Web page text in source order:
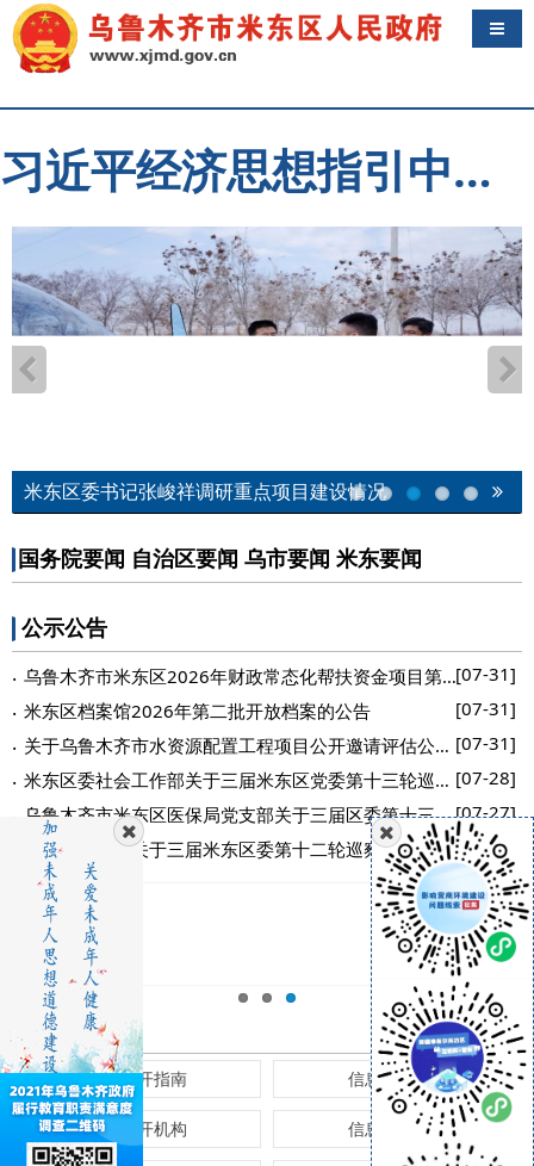
导航
习近平经济思想指引中国经济高质量发展行稳致远
米东区委书记张峻祥调研重点项目建设情况
国务院要闻 自治区要闻 乌市要闻 米东要闻
公示公告
乌鲁木齐市米东区2026年财政常态化帮扶资金项目第二批执行库...[07-31]
米东区档案馆2026年第二批开放档案的公告
[07-31]
关于乌鲁木齐市水资源配置工程项目公开邀请评估公司的公告 [07-31]
米东区委社会工作部关于三届米东区党委第十三轮巡察整改进展... [07-28]
乌鲁木齐市米东区医保局党支部关于三届区委第十三轮巡察整改... [07-27]
米东区委党校关于三届米东区委第十二轮巡察整改进展情况的通... [07-21]
政务公开
信息公开指南 信息公开年报
信息公开机构 信息公开目录